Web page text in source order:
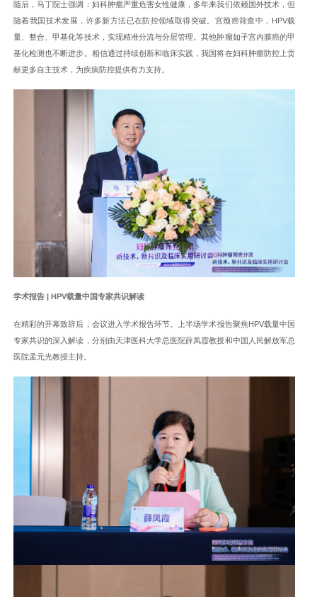
随后，马丁院士强调：妇科肿瘤严重危害女性健康，多年来我们依赖国外技术，但
随着我国技术发展，许多新方法已在防控领域取得突破。宫颈癌筛查中，HPV载
量、整合、甲基化等技术，实现精准分流与分层管理。其他肿瘤如子宫内膜癌的甲
基化检测也不断进步。相信通过持续创新和临床实践，我国将在妇科肿瘤防控上贡
献更多自主技术，为疾病防控提供有力支持。
学术报告 | HPV载量中国专家共识解读
在精彩的开幕致辞后，会议进入学术报告环节。上半场学术报告聚焦HPV载量中国
专家共识的深入解读，分别由天津医科大学总医院薛凤霞教授和中国人民解放军总
医院孟元光教授主持。